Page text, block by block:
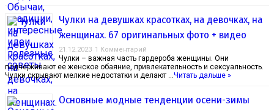
Чулки на девушках красотках, на девочках, на
женщинах. 67 оригинальных фото + видео
21.12.2023 1 Комментарий
Чулки – важная часть гардероба женщины. Они
подчеркивают ее женское обаяние, привлекательность и сексуальность.
Чулки скрывают мелкие недостатки и делают … Читать дальше »
Основные модные тенденции осени-зимы